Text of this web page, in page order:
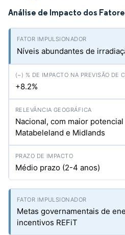
Análise de Impacto dos
Níveis abundantes de
+8.2%
Nacional, com maior
Matabeleland e Midlands
Médio prazo (2-4 anos)
Metas governamentais de
incentivos REFiT